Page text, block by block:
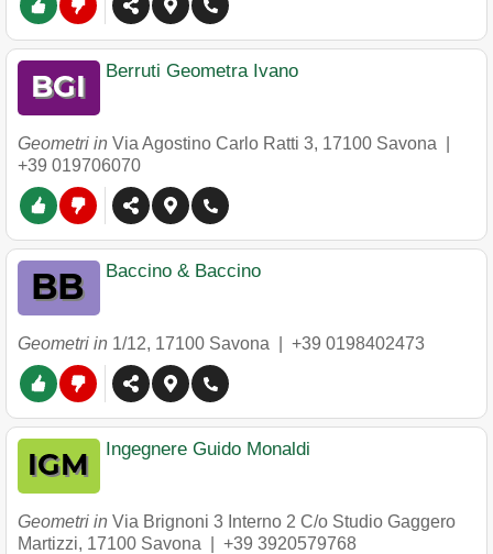
Berruti Geometra Ivano
Geometri in Via Agostino Carlo Ratti 3, 17100 Savona
+39 019706070
Baccino & Baccino
Geometri in 1/12, 17100 Savona +39 0198402473
Ingegnere Guido Monaldi
Geometri in Via Brignoni 3 Interno 2 C/o Studio Gaggero
Martizzi, 17100 Savona +39 3920579768